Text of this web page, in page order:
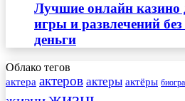
Лучшие онлайн казино
игры и развлечений
деньги
Облако тегов
актера актеров актеры актёры